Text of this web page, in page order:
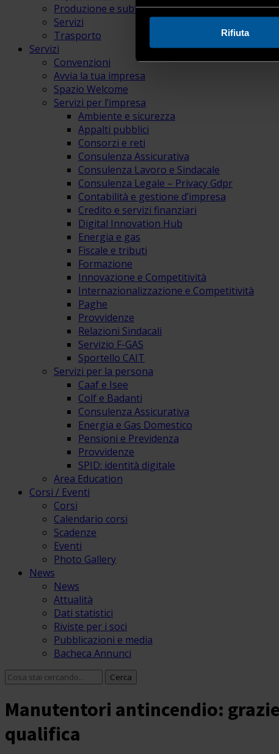
Rifiuta
Produzione e subfornitura
Servizi
Trasporto
Servizi
Convenzioni
Avvia la tua impresa
Spazio Welcome
Servizi per l’impresa
Ambiente e sicurezza
Appalti pubblici
Consorzi e reti
Consulenza Assicurativa
Consulenza Lavoro e Sindacale
Consulenza Legale – Privacy Gdpr
Contabilità e gestione d’impresa
Credito e servizi finanziari
Digital Innovation Hub
Energia e gas
Fiscale e tributi
Formazione
Innovazione e Competitività
Internazionalizzazione e Competitività
Paghe
Provvidenze
Relazioni Sindacali
Servizio F-GAS
Sportello CAIT
Servizi per la persona
Caaf e Isee
Colf e Badanti
Consulenza Assicurativa
Energia e Gas Domestico
Pensioni e Previdenza
Provvidenze
SPID: identità digitale
Area Education
Corsi / Eventi
Corsi
Calendario corsi
Scadenze
Eventi
Photo Gallery
News
News
Attualità
Dati statistici
Riviste per i soci
Pubblicazioni e media
Bacheca Annunci
Manutentori antincendio:
qualifica